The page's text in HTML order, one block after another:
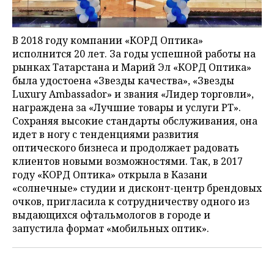
НЕФТЕХИМИЯ
ОПК
ЭНЕРГЕТИКА
РОЗНИЧНАЯ ТОРГОВЛЯ
ТРАНСПОРТ
УСЛУГИ
НОВОСТИ ТЕХНОЛОГИЙ
IT
МЕДИА
ТЕЛЕКОММУНИКАЦИИ
МЕРОПРИЯТИЯ
НОВОСТИ МЕРОПРИЯТИЙ
ВЫЕЗДНАЯ РЕДАКЦИЯ
БИЗНЕС-БРАНЧИ
ONLINE-КОНФЕРЕНЦИИ
ОТКРЫТАЯ ЛЕКЦИЯ
СПОРТ
НОВОСТИ СПОРТА
ФУТБОЛ
ХОККЕЙ
БАСКЕТБОЛ
ВОЛЕЙБОЛ
КИБЕРСПОРТ
ФИГУРНОЕ КАТАНИЕ
ОБЩЕСТВО
НОВОСТИ ОБЩЕСТВА
ВЛАСТЬ
ИНФРАСТРУКТУРА
ИСТОРИЯ
КУЛЬТУРА
МЕДИЦИНА
ФОТОГАЛЕРЕЯ
СЮЖЕТЫ
СПРАВОЧНИК
СПИСОК ПЕРСОН
СПИСОК КОМПАНИЙ
ПОЛНАЯ ВЕРСИЯ
В 2018 году компании «КОРД Оптика»
исполнится 20 лет. За годы успешной работы на
рынках Татарстана и Марий Эл «КОРД Оптика»
была удостоена «Звезды качества», «Звезды
Luxury Ambassador» и звания «Лидер торговли»,
награждена за «Лучшие товары и услуги РТ».
Сохраняя высокие стандарты обслуживания, она
идет в ногу с тенденциями развития
оптического бизнеса и продолжает радовать
клиентов новыми возможностями. Так, в 2017
году «КОРД Оптика» открыла в Казани
«солнечные» студии и дисконт-центр брендовых
очков, пригласила к сотрудничеству одного из
выдающихся офтальмологов в городе и
запустила формат «мобильных оптик».